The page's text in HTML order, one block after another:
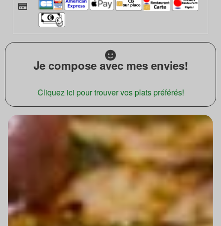
Je compose avec mes envies!
Cliquez ici pour trouver vos plats préférés!